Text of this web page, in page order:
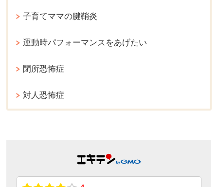
子育てママの腱鞘炎
運動時パフォーマンスをあげたい
閉所恐怖症
対人恐怖症